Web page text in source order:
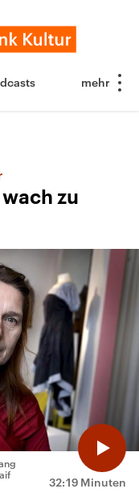
zu
32:19 Minuten